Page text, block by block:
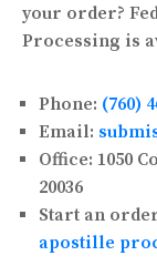
your order?
Processing is
Phone: (760)
Email:
Office: 1050
20036
Start an
apostille